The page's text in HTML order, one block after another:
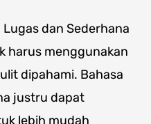
dan Sederhana
harus menggunakan
dipahami. Bahasa
justru dapat
lebih mudah